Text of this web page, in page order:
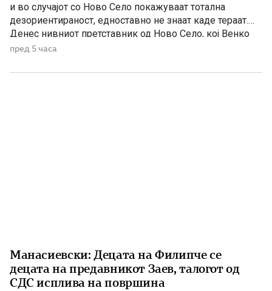
и во случајот со Ново Село покажуваат тотална
дезориентираност, едноставно не знаат каде тераат.
Денес нивниот претставник од Ново Село, кој Венко
Филипче го нарекува дете или воопшто учесниците во
ги нарече деца, јавно призна дека е насилник и
пред 5 часа
Манасиевски: Децата на Филипче се
децата на предавникот Заев, талогот од
СДС исплива на површина